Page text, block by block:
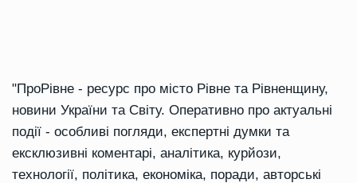
"ПроРівне - ресурс про місто Рівне та Рівненщину,
новини України та Світу. Оперативно про актуальні
події - особливі погляди, експертні думки та
ексклюзивні коментарі, аналітика, курйози,
технології, політика, економіка, поради, авторські